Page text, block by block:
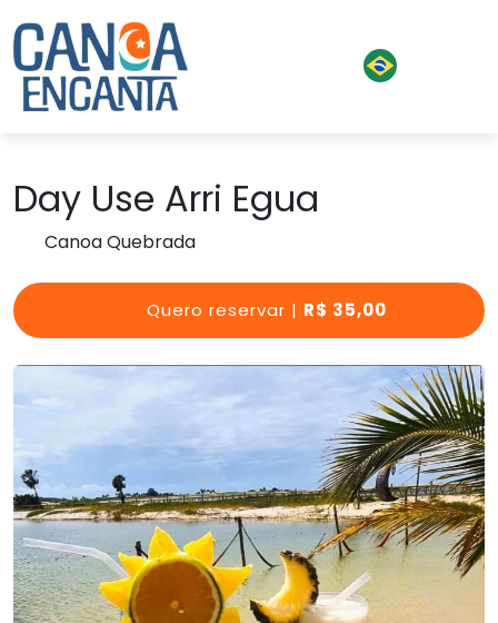
Day Use Arri Egua
Canoa Quebrada
Quero reservar | R$ 35,00